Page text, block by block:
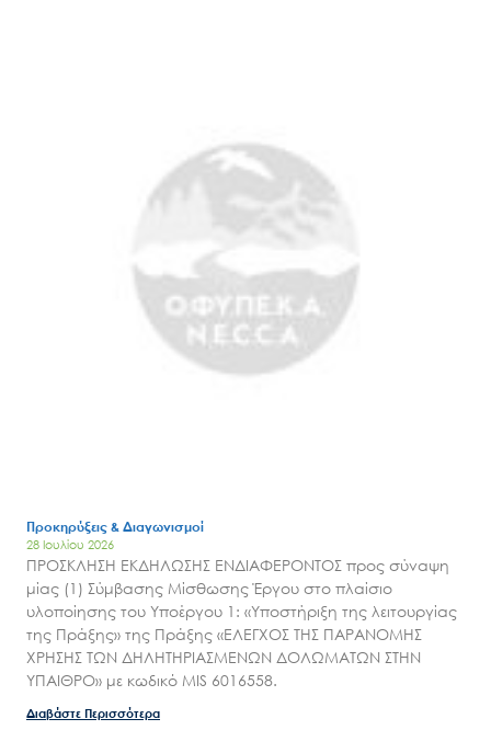
Νέα – Δημοσιότητα
Μ.Δ.Π.Π.
Έργα
Εισιτήρια
Επικοινωνία
Προκηρύξεις & Διαγωνισμοί
28 Ιουλίου 2026
ΠΡΟΣΚΛΗΣΗ ΕΚΔΗΛΩΣΗΣ ΕΝΔΙΑΦΕΡΟΝΤΟΣ προς σύναψη
μίας (1) Σύμβασης Μίσθωσης Έργου στο πλαίσιο
υλοποίησης του Υποέργου 1: «Υποστήριξη της λειτουργίας
της Πράξης» της Πράξης «ΕΛΕΓΧΟΣ ΤΗΣ ΠΑΡΑΝΟΜΗΣ
ΧΡΗΣΗΣ ΤΩΝ ΔΗΛΗΤΗΡΙΑΣΜΕΝΩΝ ΔΟΛΩΜΑΤΩΝ ΣΤΗΝ
ΥΠΑΙΘΡΟ» με κωδικό MIS 6016558.
Διαβάστε Περισσότερα